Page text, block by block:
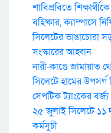
শাবিপ্রবিতে
বহিষ্কার, ক্যাম্পাসে
সিলেটের ভাঙাচোরা
সংস্কারের আহ্বান
নারী-কাণ্ডে জামায়াত
সিলেটে হামের
সেপটিক ট্যাংকের বর্জ্য
২৫ জুলাই সিলেটে
কর্মসুচী